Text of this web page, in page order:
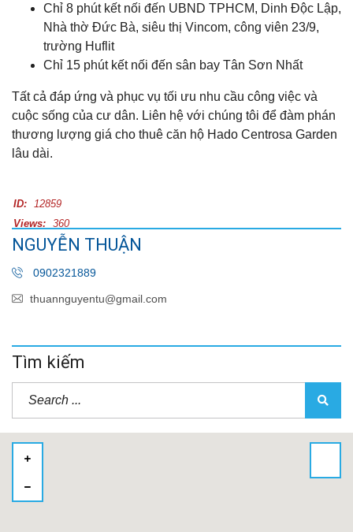
Chỉ 8 phút kết nối đến UBND TPHCM, Dinh Độc Lập,
Nhà thờ Đức Bà, siêu thị Vincom, công viên 23/9,
trường Huflit
Chỉ 15 phút kết nối đến sân bay Tân Sơn Nhất
Tất cả đáp ứng và phục vụ tối ưu nhu cầu công việc và
cuộc sống của cư dân. Liên hệ với chúng tôi để đàm phán
thương lượng giá cho thuê căn hộ Hado Centrosa Garden
lâu dài.
ID:
12859
Views: 360
NGUYỄN THUẬN
0902321889
thuannguyentu@gmail.com
Tìm kiếm